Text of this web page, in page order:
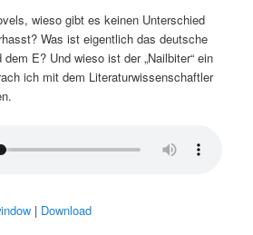
wieso gibt es keinen Unterschied
Was ist eigentlich das deutsche
E? Und wieso ist der „Nailbiter“ ein
ich mit dem Literaturwissenschaftler
| Download